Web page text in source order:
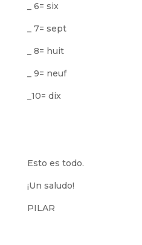
_ 6= six
_ 7= sept
_ 8= huit
_ 9= neuf
_10= dix
Esto es todo.
¡Un saludo!
PILAR